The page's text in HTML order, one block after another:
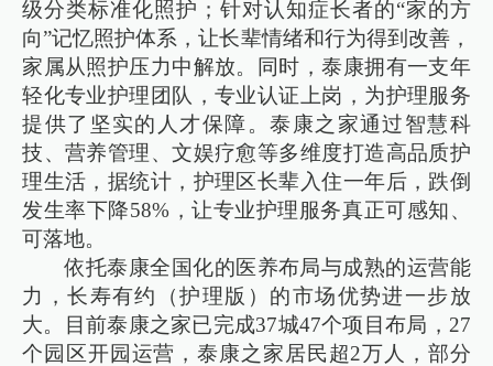
级分类标准化照护；针对认知症长者的“家的方
向”记忆照护体系，让长辈情绪和行为得到改善，
家属从照护压力中解放。同时，泰康拥有一支年
轻化专业护理团队，专业认证上岗，为护理服务
提供了坚实的人才保障。泰康之家通过智慧科
技、营养管理、文娱疗愈等多维度打造高品质护
理生活，据统计，护理区长辈入住一年后，跌倒
发生率下降58%，让专业护理服务真正可感知、
可落地。
依托泰康全国化的医养布局与成熟的运营能
力，长寿有约（护理版）的市场优势进一步放
大。目前泰康之家已完成37城47个项目布局，27
个园区开园运营，泰康之家居民超2万人，部分